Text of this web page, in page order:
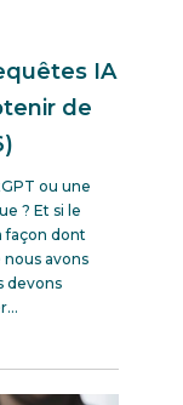
IA
de
ou une
? Et si le
façon dont
avons
devons